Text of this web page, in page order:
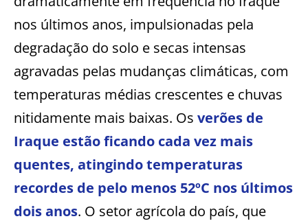
nos últimos anos, impulsionadas pela
degradação do solo e secas intensas
agravadas pelas mudanças climáticas, com
temperaturas médias crescentes e chuvas
nitidamente mais baixas. Os verões de
Iraque estão ficando cada vez mais
quentes, atingindo temperaturas
recordes de pelo menos 52ºC nos últimos
dois anos. O setor agrícola do país, que